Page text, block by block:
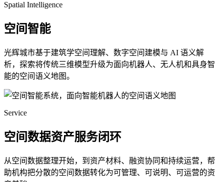
Spatial Intelligence
空间智能
光辉城市基于建筑学空间理解、数字空间建模与 AI 语义解
析，探索将传统三维模型升级为面向机器人、无人机和具身智
能的空间语义地图。
Service
空间数据资产服务闭环
从空间数据整理开始，到资产材料、融资协同和持续运营，帮
助机构把分散的空间数据转化为可管理、可说明、可运营的资